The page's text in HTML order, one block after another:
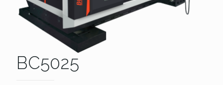
BC5025